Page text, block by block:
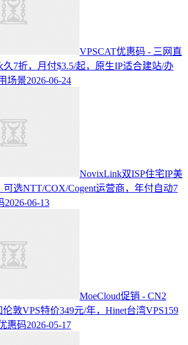
VPSCAT优惠码 - 三网直
久7折，月付$3.5/起，原生IP适合建站/办
场景2026-06-24
NovixLink双ISP住宅IP美
可选NTT/COX/Cogent运营商，年付自动7
2026-06-13
MoeCloud促销 - CN2
敦VPS特价349元/年，Hinet台湾VPS159
惠码2026-05-17